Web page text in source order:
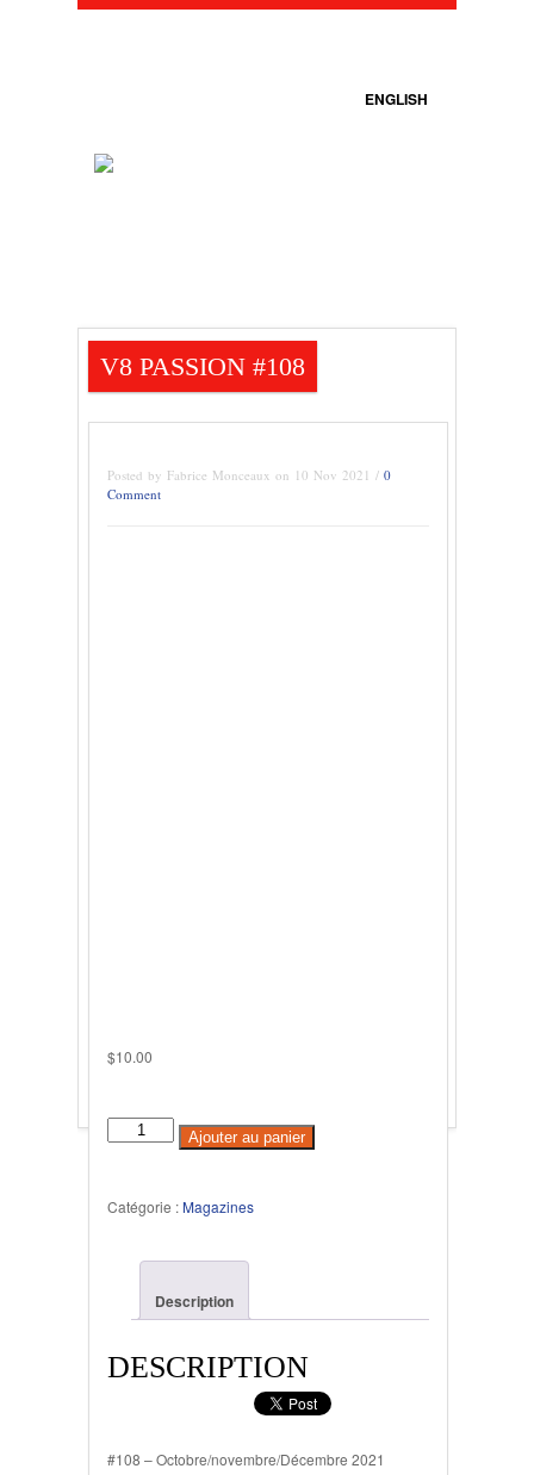
ENGLISH
V8 PASSION #108
Posted by Fabrice Monceaux on 10 Nov 2021 / 0
Comment
$10.00
Ajouter au panier
Catégorie :Magazines
Description
DESCRIPTION
#108 – Octobre/novembre/Décembre 2021